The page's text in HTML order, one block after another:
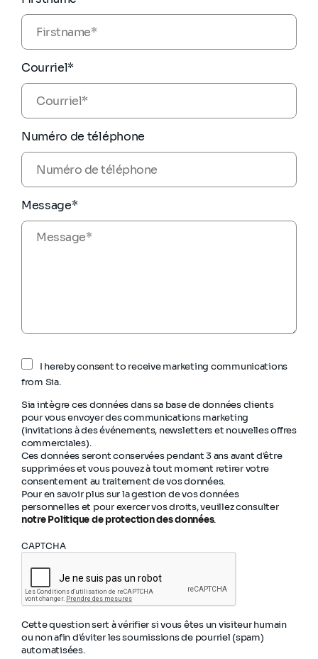
Courriel*
Numéro de téléphone
Message*
I hereby consent to receive marketing communications
from Sia.
Sia intègre ces données dans sa base de données clients
pour vous envoyer des communications marketing
(invitations à des événements, newsletters et nouvelles offres
commerciales).
Ces données seront conservées pendant 3 ans avant d'être
supprimées et vous pouvez à tout moment retirer votre
consentement au traitement de vos données.
Pour en savoir plus sur la gestion de vos données
personnelles et pour exercer vos droits, veuillez consulter
notre Politique de protection des données.
CAPTCHA
Cette question sert à vérifier si vous êtes un visiteur humain
ou non afin d'éviter les soumissions de pourriel (spam)
automatisées.